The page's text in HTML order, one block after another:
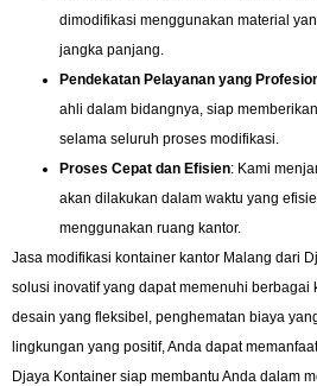
dimodifikasi menggunakan material
jangka panjang.
Pendekatan Pelayanan yang
ahli dalam bidangnya, siap
selama seluruh proses modifikasi.
Proses Cepat dan Efisien: Kami
akan dilakukan dalam waktu yang
menggunakan ruang kantor.
Jasa modifikasi kontainer kantor Malang dari
solusi inovatif yang dapat memenuhi berbagai
desain yang fleksibel, penghematan biaya
lingkungan yang positif, Anda dapat
Djaya Kontainer siap membantu Anda dalam